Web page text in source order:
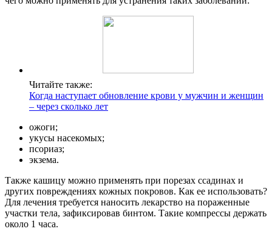
Читайте также:
Когда наступает обновление крови у мужчин и женщин
– через сколько лет
ожоги;
укусы насекомых;
псориаз;
экзема.
Также кашицу можно применять при порезах ссадинах и
других повреждениях кожных покровов. Как ее использовать?
Для лечения требуется наносить лекарство на пораженные
участки тела, зафиксировав бинтом. Такие компрессы держать
около 1 часа.